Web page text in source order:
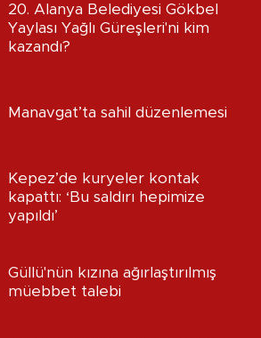
20. Alanya Belediyesi Gökbel
Yaylası Yağlı Güreşleri'ni kim
kazandı?
Manavgat’ta sahil düzenlemesi
Kepez’de kuryeler kontak
kapattı: ‘Bu saldırı hepimize
yapıldı’
Güllü'nün kızına ağırlaştırılmış
müebbet talebi